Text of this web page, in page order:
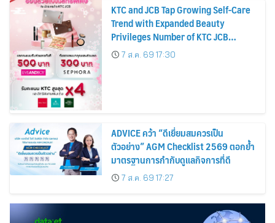
KTC and JCB Tap Growing Self-Care
Trend with Expanded Beauty
Privileges Number of KTC JCB
Cardmembers Spending on
Cosmetics Rises 26%
7 ส.ค. 69 17:30
ADVICE คว้า “ดีเยี่ยมสมควรเป็น
ตัวอย่าง” AGM Checklist 2569 ตอกย้ำ
มาตรฐานการกำกับดูแลกิจการที่ดี
7 ส.ค. 69 17:27